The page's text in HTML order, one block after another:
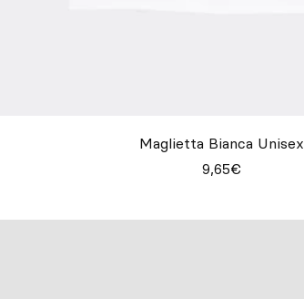
Maglietta Bianca Unisex
9,65€